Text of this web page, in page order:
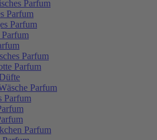
Parfum
Parfum
Parfum
Parfum
Parfum
Parfum
Parfum
Parfum
Parfum